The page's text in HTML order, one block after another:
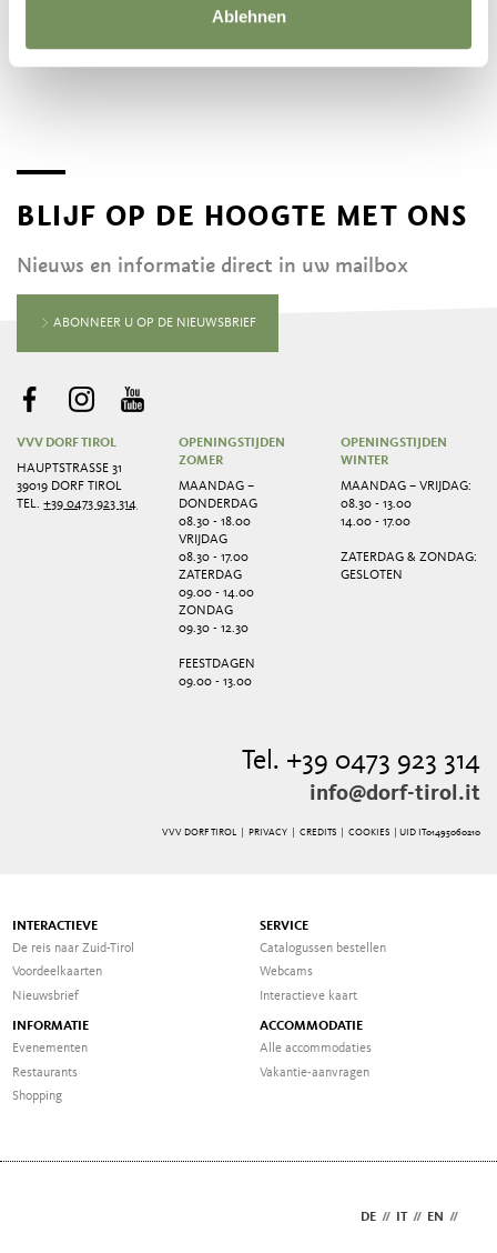
Ablehnen
BLIJF OP DE HOOGTE MET ONS
Nieuws en informatie direct in uw mailbox
ABONNEER U OP DE NIEUWSBRIEF
VVV DORF TIROL
HAUPTSTRASSE 31
39019 DORF TIROL
TEL.+39 0473 923 314
OPENINGSTIJDEN
ZOMER
MAANDAG –
DONDERDAG
08.30 - 18.00
VRIJDAG
08.30 - 17.00
ZATERDAG
09.00 - 14.00
ZONDAG
09.30 - 12.30
FEESTDAGEN
09.00 - 13.00
OPENINGSTIJDEN
WINTER
MAANDAG – VRIJDAG:
08.30 - 13.00
14.00 - 17.00
ZATERDAG & ZONDAG:
GESLOTEN
Tel. +39 0473 923 314
info@dorf-tirol.it
VVV DORF TIROL | PRIVACY| CREDITS| COOKIES | UID IT01495060210
INTERACTIEVE
De reis naar Zuid-Tirol
Voordeelkaarten
Nieuwsbrief
SERVICE
Catalogussen bestellen
Webcams
Interactieve kaart
INFORMATIE
Evenementen
Restaurants
Shopping
ACCOMMODATIE
Alle accommodaties
Vakantie-aanvragen
DE // IT // EN //